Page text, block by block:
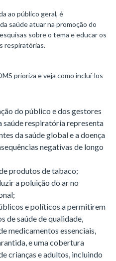
ao público geral, é
saúde atuar na promoção do
sobre o tema e educar os
respiratórias.
prioriza e veja como incluí-los
do público e dos gestores
saúde respiratória representa
da saúde global e a doença
negativas de longo
produtos de tabaco;
a poluição do ar no
e políticos a permitirem
de saúde de qualidade,
medicamentos essenciais,
e uma cobertura
crianças e adultos, incluindo